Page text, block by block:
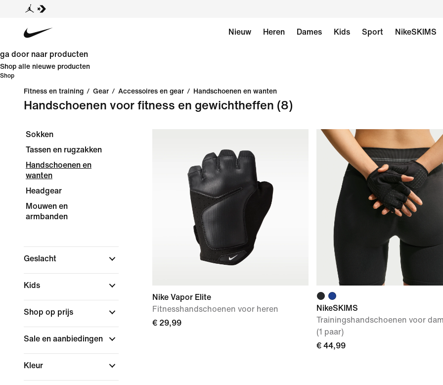
Nieuw Heren Dames Kids Sport NikeSKIMS
ga door naar producten
Shop alle nieuwe producten
Shop
Fitness en training / Gear / Accessoires en gear / Handschoenen en wanten
Handschoenen voor fitness en gewichtheffen (8)
Sokken
Tassen en rugzakken
Handschoenen en
wanten
Headgear
Mouwen en
armbanden
Geslacht
Kids
Shop op prijs
Sale en aanbiedingen
Kleur
Nike Vapor Elite
Fitnesshandschoenen voor heren
€ 29,99
NikeSKIMS
Trainingshandschoenen voor
(1 paar)
€ 44,99